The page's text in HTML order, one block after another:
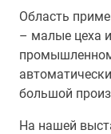
Область
– малые цеха
большой
На нашей